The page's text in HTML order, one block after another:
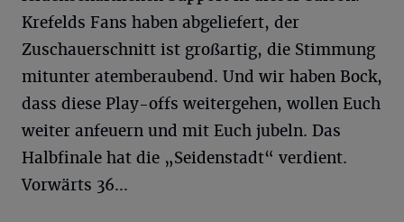
Krefelds Fans haben abgeliefert, der
Zuschauerschnitt ist großartig, die Stimmung
mitunter atemberaubend. Und wir haben Bock,
dass diese Play-offs weitergehen, wollen Euch
weiter anfeuern und mit Euch jubeln. Das
Halbfinale hat die „Seidenstadt“ verdient.
Vorwärts 36...